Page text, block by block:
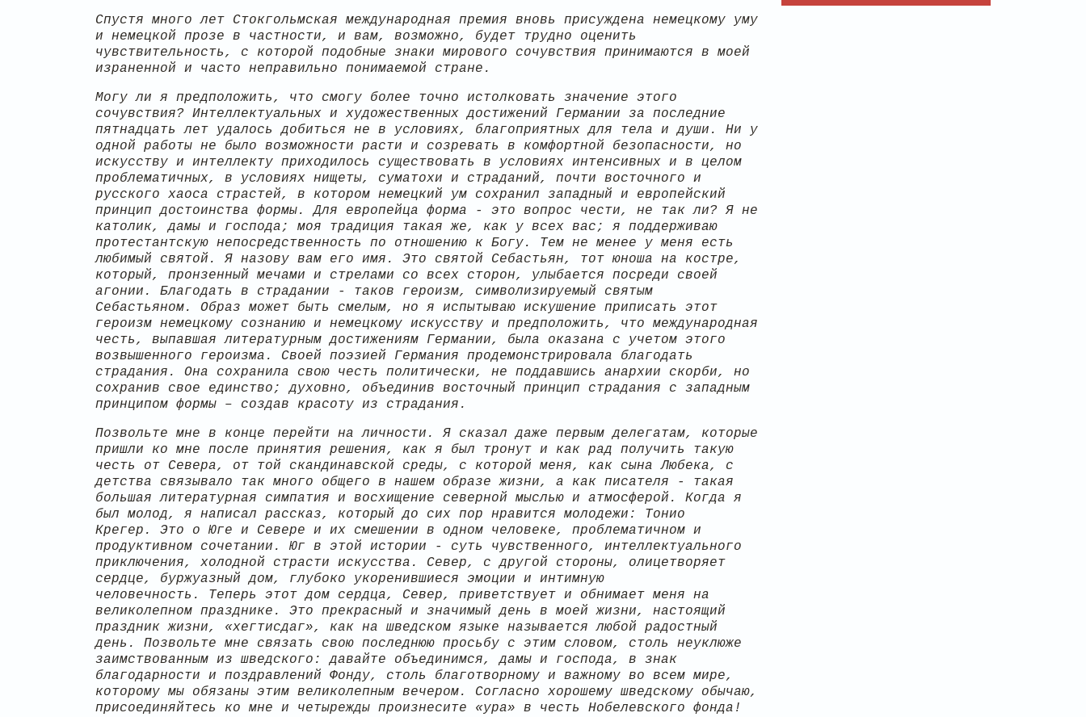
Спустя много лет Стокгольмская международная премия вновь присуждена немецкому уму
и немецкой прозе в частности, и вам, возможно, будет трудно оценить
чувствительность, с которой подобные знаки мирового сочувствия принимаются в моей
израненной и часто неправильно понимаемой стране.
Могу ли я предположить, что смогу более точно истолковать значение этого
сочувствия? Интеллектуальных и художественных достижений Германии за последние
пятнадцать лет удалось добиться не в условиях, благоприятных для тела и души. Ни у
одной работы не было возможности расти и созревать в комфортной безопасности, но
искусству и интеллекту приходилось существовать в условиях интенсивных и в целом
проблематичных, в условиях нищеты, суматохи и страданий, почти восточного и
русского хаоса страстей, в котором немецкий ум сохранил западный и европейский
принцип достоинства формы. Для европейца форма - это вопрос чести, не так ли? Я не
католик, дамы и господа; моя традиция такая же, как у всех вас; я поддерживаю
протестантскую непосредственность по отношению к Богу. Тем не менее у меня есть
любимый святой. Я назову вам его имя. Это святой Себастьян, тот юноша на костре,
который, пронзенный мечами и стрелами со всех сторон, улыбается посреди своей
агонии. Благодать в страдании - таков героизм, символизируемый святым
Себастьяном. Образ может быть смелым, но я испытываю искушение приписать этот
героизм немецкому сознанию и немецкому искусству и предположить, что международная
честь, выпавшая литературным достижениям Германии, была оказана с учетом этого
возвышенного героизма. Своей поэзией Германия продемонстрировала благодать
страдания. Она сохранила свою честь политически, не поддавшись анархии скорби, но
сохранив свое единство; духовно, объединив восточный принцип страдания с западным
принципом формы – создав красоту из страдания.
Позвольте мне в конце перейти на личности. Я сказал даже первым делегатам, которые
пришли ко мне после принятия решения, как я был тронут и как рад получить такую
честь от Севера, от той скандинавской среды, с которой меня, как сына Любека, с
детства связывало так много общего в нашем образе жизни, а как писателя - такая
большая литературная симпатия и восхищение северной мыслью и атмосферой. Когда я
был молод, я написал рассказ, который до сих пор нравится молодежи:
Тонио
Крегер . Это о Юге и Севере и их смешении в одном человеке, проблематичном и
продуктивном сочетании. Юг в этой истории - суть чувственного, интеллектуального
приключения, холодной страсти искусства. Север, с другой стороны, олицетворяет
сердце, буржуазный дом, глубоко укоренившиеся эмоции и интимную
человечность. Теперь этот дом сердца, Север, приветствует и обнимает меня на
великолепном празднике. Это прекрасный и значимый день в моей жизни, настоящий
праздник жизни, «хегтисдаг», как на шведском языке называется любой радостный
день. Позвольте мне связать свою последнюю просьбу с этим словом, столь неуклюже
заимствованным из шведского: давайте объединимся, дамы и господа, в знак
благодарности и поздравлений Фонду, столь благотворному и важному во всем мире,
которому мы обязаны этим великолепным вечером. Согласно хорошему шведскому обычаю,
присоединяйтесь ко мне и четырежды произнесите «ура» в честь Нобелевского фонда!